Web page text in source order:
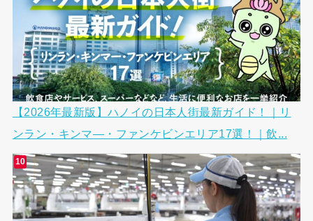
【2026年最新版】ハノイの日本人街最新ガイド！｜リ
ンラン・キンマ―・ファンケビンエリア17選！｜飲...